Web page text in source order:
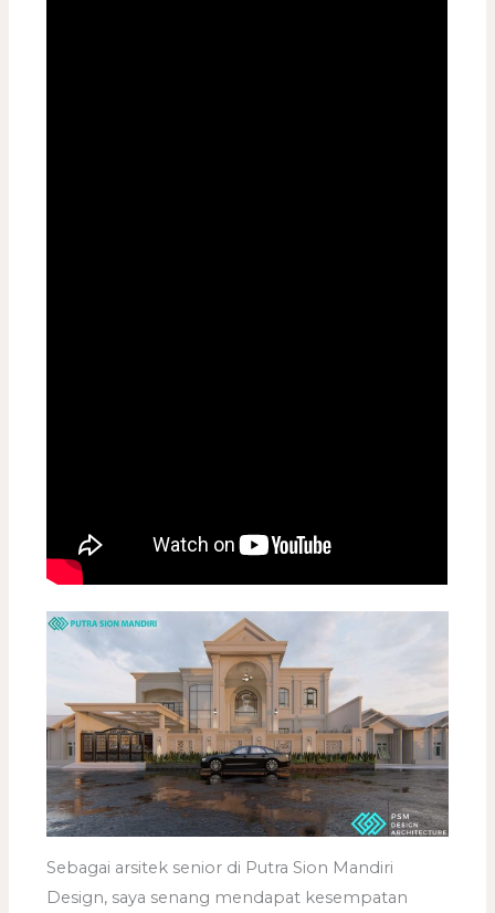
Sebagai arsitek senior di Putra Sion Mandiri
Design, saya senang mendapat kesempatan